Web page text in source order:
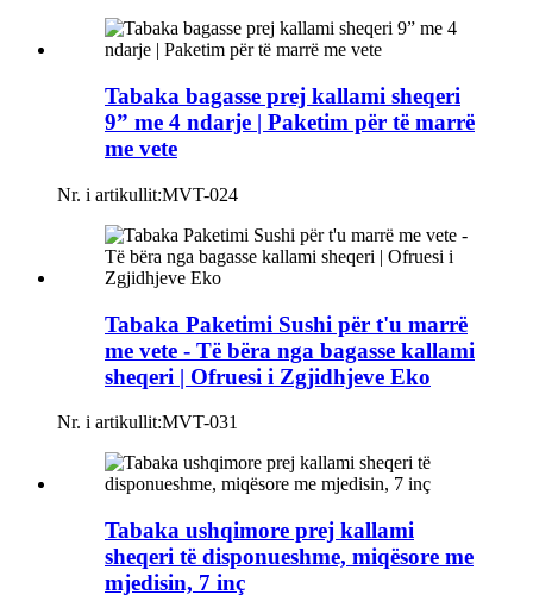
Tabaka bagasse prej kallami sheqeri
9” me 4 ndarje | Paketim për të marrë
me vete
Nr. i artikullit:MVT-024
Tabaka Paketimi Sushi për t'u marrë
me vete - Të bëra nga bagasse kallami
sheqeri | Ofruesi i Zgjidhjeve Eko
Nr. i artikullit:MVT-031
Tabaka ushqimore prej kallami
sheqeri të disponueshme, miqësore me
mjedisin, 7 inç